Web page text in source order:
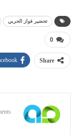
تحضير فواز الحربي
0
Share